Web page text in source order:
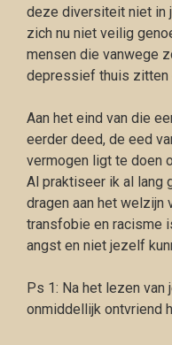
deze diversiteit niet in
zich nu niet veilig
mensen die vanwege
depressief thuis zitten
Aan het eind van die
eerder deed, de eed
vermogen ligt te doen
Al praktiseer ik al lang
dragen aan het welzijn
transfobie en racisme
angst en niet jezelf
Ps 1: Na het lezen
onmiddellijk ontvriend